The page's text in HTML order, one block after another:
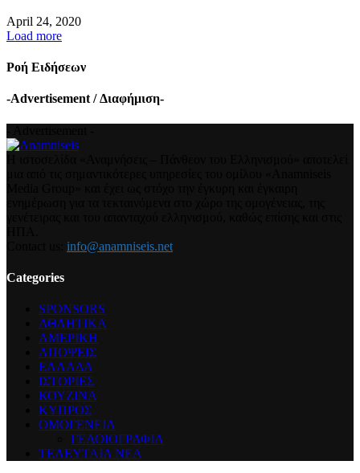
April 24, 2020
Load more
Ροή Ειδήσεων
-Advertisement / Διαφήμιση-
info@anamniseis.net
Categories
SPONSORS
ΑΘΛΗΤΙΚΑ
ΑΜΕΡΙΚΗ
ΑΠΟΨΕΙΣ
ΕΛΛΑΔΑ
ΙΣΤΟΡΙΕΣ
ΚΟΥΖΙΝΑ
ΚΥΠΡΟΣ
ΟΜΟΓΕΝΕΙΑ
ΓΕΛΟΙΟΓΡΑΦΙΑ
ΤΕΛΕΥΤΑΙΑ ΝΕΑ